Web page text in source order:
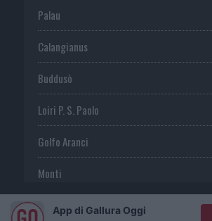
Palau
Calangianus
Buddusò
Loiri P. S. Paolo
Golfo Aranci
Monti
TeltiApp di Gallura Oggi